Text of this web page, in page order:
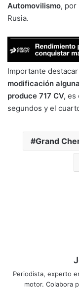
Automovilismo, por
Rusia.
Importante
modificación alguna
produce 717 CV, es
segundos y el
Grand
Periodista, experto
motor. Colabora